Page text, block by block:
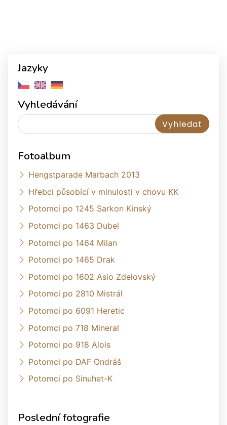
Jazyky
Vyhledávání
Fotoalbum
Hengstparade Marbach 2013
Hřebci působící v minulosti v chovu KK
Potomci po 1245 Sarkon Kinský
Potomci po 1463 Dubel
Potomci po 1464 Milan
Potomci po 1465 Drak
Potomci po 1602 Asio Zdelovský
Potomci po 2810 Mistrál
Potomci po 6091 Heretic
Potomci po 718 Mineral
Potomci po 918 Alois
Potomci po DAF Ondráš
Potomci po Sinuhet-K
Poslední fotografie